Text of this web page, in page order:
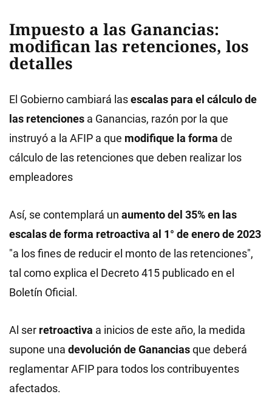
Impuesto a las Ganancias:
modifican las retenciones, los
detalles
El Gobierno cambiará lasescalas para el cálculo de
las retenciones a Ganancias, razón por la que
instruyó a la AFIP a que modifique la forma de
cálculo de las retenciones que deben realizar los
empleadores
Así, se contemplará un aumento del 35% en las
escalas de forma retroactiva al 1° de enero de 2023
"a los fines de reducir el monto de las retenciones",
tal como explica el Decreto 415 publicado en el
Boletín Oficial.
Al ser retroactiva a inicios de este año, la medida
supone una devolución de Gananciasque deberá
reglamentar AFIP para todos los contribuyentes
afectados.